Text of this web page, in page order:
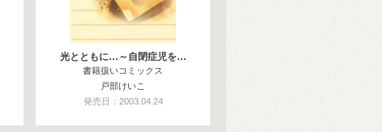
光とともに…～自閉症児を…
書籍扱いコミックス
戸部けいこ
発売日：2003.04.24